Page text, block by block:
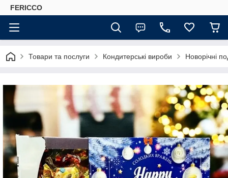
FERICCO
Товари та послуги Кондитерські вироби Новорічні